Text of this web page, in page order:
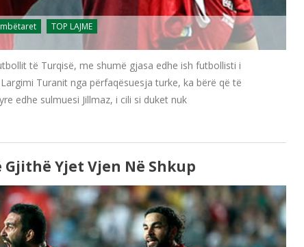
TOP LAJME
të Turqisë, me shumë gjasa edhe ish futbollisti i
Turanit nga përfaqësuesja turke, ka bërë që të
edhe sulmuesi Jillmaz, i cili si duket nuk
Gjithë Yjet Vjen Në Shkup